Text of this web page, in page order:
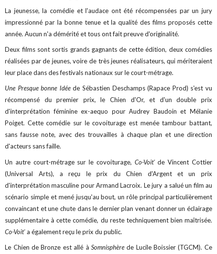
La jeunesse, la comédie et l'audace ont été récompensées par un jury
impressionné par la bonne tenue et la qualité des films proposés cette
année. Aucun n'a démérité et tous ont fait preuve d'originalité.
Deux films sont sortis grands gagnants de cette édition, deux comédies
réalisées par de jeunes, voire de très jeunes réalisateurs, qui mériteraient
leur place dans des festivals nationaux sur le court-métrage.
Une Presque bonne Idéede Sébastien Deschamps (Rapace Prod) s'est vu
récompensé du premier prix, le Chien d'Or, et d'un double prix
d'interprétation féminine ex-aequo pour Audrey Baudoin et Mélanie
Poiget. Cette comédie sur le covoiturage est menée tambour battant,
sans fausse note, avec des trouvailles à chaque plan et une direction
d'acteurs sans faille.
Un autre court-métrage sur le covoiturage, Co-Voit'de Vincent Cottier
(Universal Arts), a reçu le prix du Chien d'Argent et un prix
d'interprétation masculine pour Armand Lacroix. Le jury a salué un film au
scénario simple et mené jusqu'au bout, un rôle principal particulièrement
convaincant et une chute dans le dernier plan venant donner un éclairage
supplémentaire à cette comédie, du reste techniquement bien maîtrisée.
Co-Voit'a également reçu le prix du public.
Le Chien de Bronze est allé à Somnisphèrede Lucile Boissier (TGCM). Ce